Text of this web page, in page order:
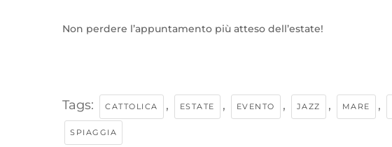
Non perdere l’appuntamento più atteso dell’estate!
Tags: CATTOLICA , ESTATE , EVENTO , JAZZ , MARE ,
SPIAGGIA